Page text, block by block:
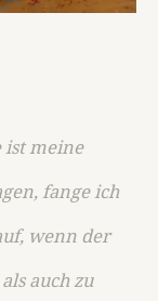
meine
fange ich
wenn der
auch zu